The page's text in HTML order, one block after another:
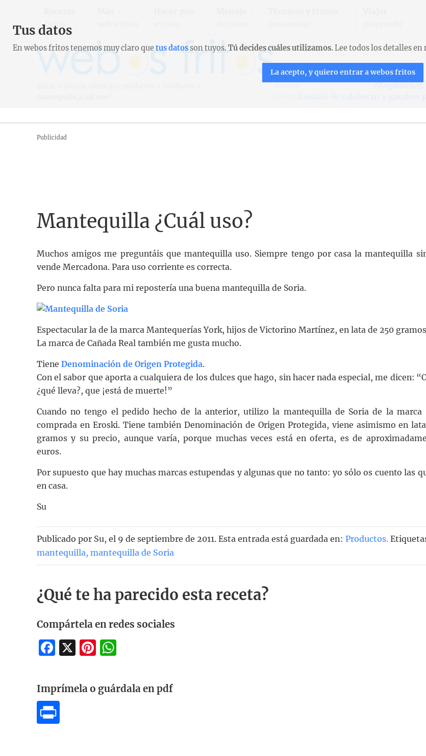
fáciles
Magdalenas
Publicidad
Mantequilla ¿Cuál uso?
Muchos amigos me preguntáis que mantequilla uso. Siempre tengo por casa la mantequilla
vende Mercadona. Para uso corriente es correcta.
Pero nunca falta para mi repostería una buena mantequilla de Soria.
Espectacular la de la marca Mantequerías York, hijos de Victorino Martínez, en lata de 250
La marca de Cañada Real también me gusta mucho.
Tiene Denominación de Origen Protegida.
Con el sabor que aporta a cualquiera de los dulces que hago, sin hacer nada especial, me dicen:
¿qué lleva?, que ¡está de muerte!”
Cuando no tengo el pedido hecho de la anterior, utilizo la mantequilla de Soria de la marca
comprada en Eroski. Tiene también Denominación de Origen Protegida, viene asimismo en
gramos y su precio, aunque varía, porque muchas veces está en oferta, es de
euros.
Por supuesto que hay muchas marcas estupendas y algunas que no tanto: yo sólo os cuento las
en casa.
Su
Publicado por Su, el 9 de septiembre de 2011. Esta entrada está guardada en: Productos.
mantequilla, mantequilla de Soria
¿Qué te ha parecido esta receta?
Compártela en redes sociales
Facebook
X Pinterest
Imprímela o guárdala en pdf
Tus datos
En webos fritos tenemos muy claro quetus datosson tuyos. Tú decides cuáles utilizamos.Lee todos los detalles en
La acepto, y quiero entrar a webos fritos